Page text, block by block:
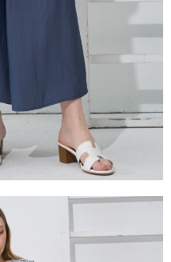
「AFTEE先享後付」服務完成之交
料，並將交易相關給付款項請求債
網址：
人或監護人之同意方可使用
引起之損失，本公司不負相關責
個別帳號之用戶狀況，依本公司即
不足之情形，本公司將視審查結果
訊註冊。若發現惡意使用之情形，